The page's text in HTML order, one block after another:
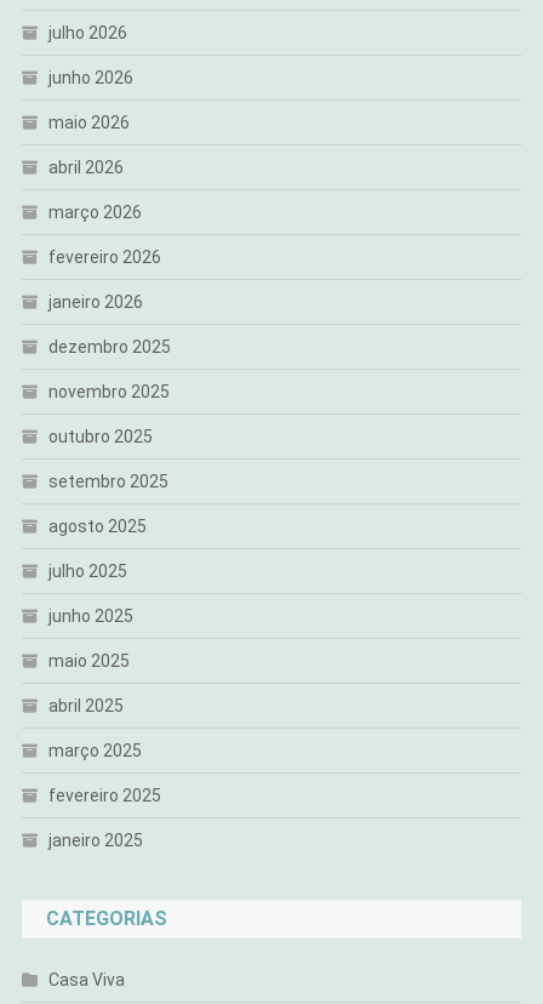
julho 2026
junho 2026
maio 2026
abril 2026
março 2026
fevereiro 2026
janeiro 2026
dezembro 2025
novembro 2025
outubro 2025
setembro 2025
agosto 2025
julho 2025
junho 2025
maio 2025
abril 2025
março 2025
fevereiro 2025
janeiro 2025
CATEGORIAS
Casa Viva